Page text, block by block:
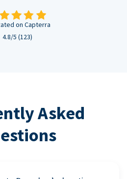
on Capterra
4.8/5 (123)
Asked